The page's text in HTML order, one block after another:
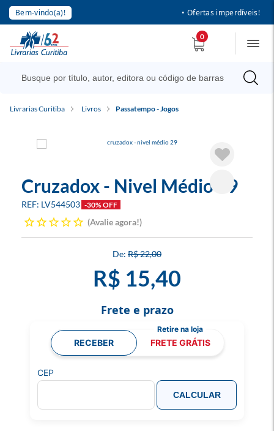
Bem-vindo(a)! • Ofertas imperdíveis!
0
Livrarias Curitiba Livros Passatempo - Jogos
Cruzadox - Nivel Médio 29
LV544503 -30% OFF
Avalie agora!
R$ 22,00
R$ 15,40
Frete e prazo
RECEBER FRETE GRÁTIS
CEP
CALCULAR